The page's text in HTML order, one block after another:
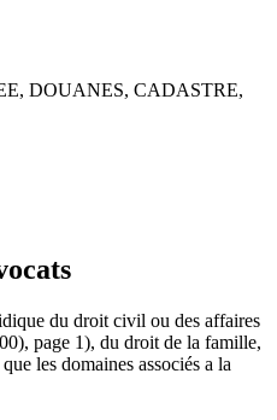
DOUANES, CADASTRE,
du droit civil ou des affaires
page 1), du droit de la famille,
les domaines associés a la